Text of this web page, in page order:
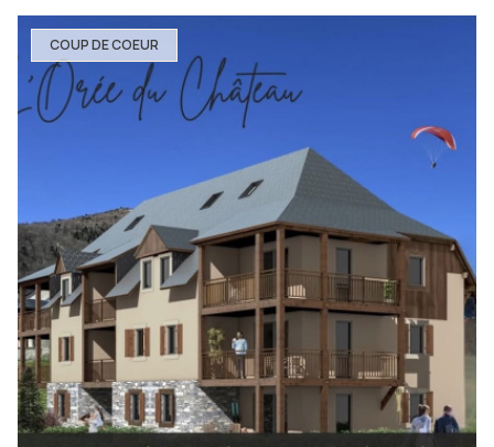
COUP DE COEUR